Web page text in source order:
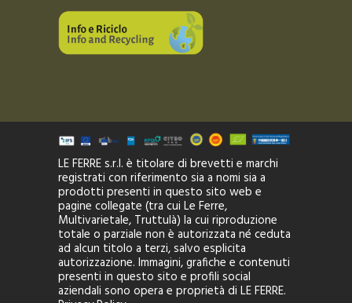
LE FERRE s.r.l. è titolare di brevetti e marchi
registrati con riferimento sia a nomi sia a
prodotti presenti in questo sito web e
pagine collegate (tra cui Le Ferre,
Multivarietale, Truttulà) la cui riproduzione
totale o parziale non è autorizzata né ceduta
ad alcun titolo a terzi, salvo esplicita
autorizzazione. Immagini, grafiche e contenuti
presenti in questo sito e profili social
aziendali sono opera e proprietà di LE FERRE.